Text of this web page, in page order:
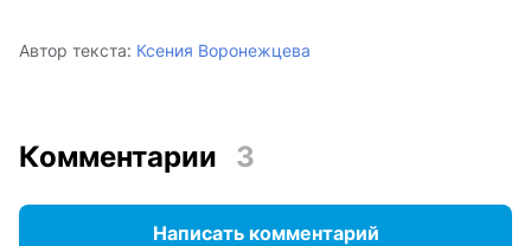
Автор текста: Ксения Воронежцева
Комментарии 3
Написать комментарий